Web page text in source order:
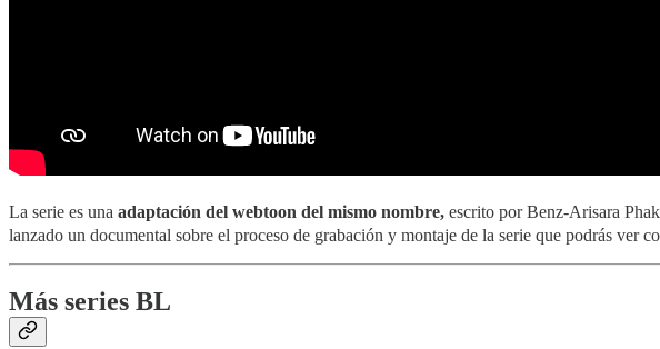
La serie es una adaptación del webtoon del mismo nombre, escrito por Benz-Arisara
lanzado un documental sobre el proceso de grabación y montaje de la serie que podrás ver
Más series BL